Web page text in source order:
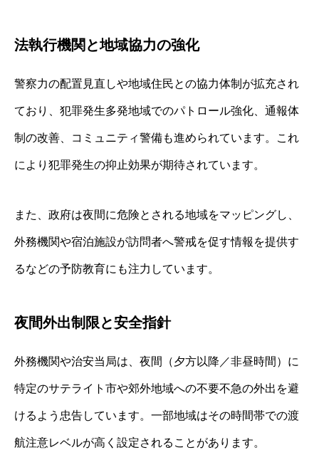
法執行機関と地域協力の強化
警察力の配置見直しや地域住民との協力体制が拡充され
ており、犯罪発生多発地域でのパトロール強化、通報体
制の改善、コミュニティ警備も進められています。これ
により犯罪発生の抑止効果が期待されています。
また、政府は夜間に危険とされる地域をマッピングし、
外務機関や宿泊施設が訪問者へ警戒を促す情報を提供す
るなどの予防教育にも注力しています。
夜間外出制限と安全指針
外務機関や治安当局は、夜間（夕方以降／非昼時間）に
特定のサテライト市や郊外地域への不要不急の外出を避
けるよう忠告しています。一部地域はその時間帯での渡
航注意レベルが高く設定されることがあります。